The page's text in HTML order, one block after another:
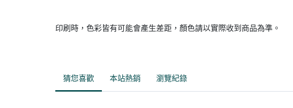
印刷時，色彩皆有可能會產生差距，顏色請以實際收到商品為準。
猜您喜歡 本站熱銷 瀏覽紀錄